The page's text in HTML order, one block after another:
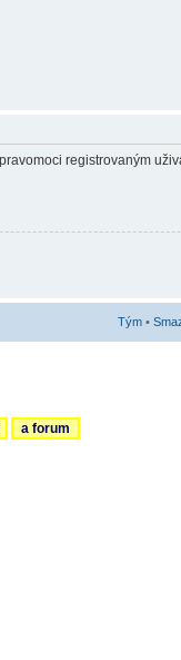
registrovaným
Tým •
a forum